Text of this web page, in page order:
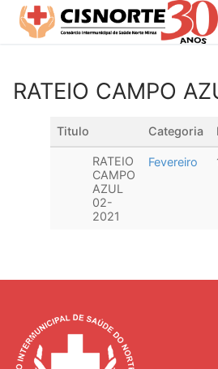
Pular
para
Pesquisar por:
RATEIO CAMPO
Titulo Categoria
RATEIO
CAMPO
AZUL
02-
2021
Fevereiro